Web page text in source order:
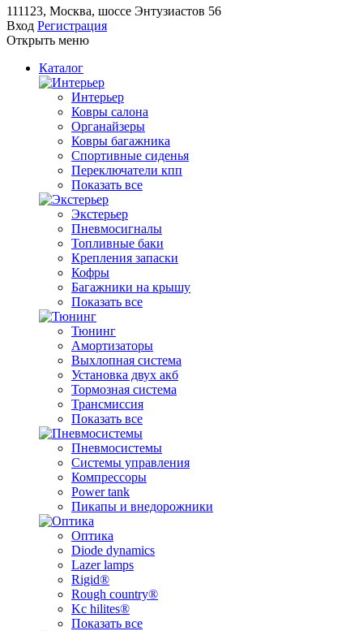
111123, Москва, шоссе Энтузиастов 56
Вход Регистрация
Открыть меню
Каталог
Интерьер
Ковры салона
Органайзеры
Ковры багажника
Спортивные сиденья
Переключатели кпп
Показать все
Экстерьер
Пневмосигналы
Топливные баки
Крепления запаски
Кофры
Багажники на крышу
Показать все
Тюнинг
Амортизаторы
Выхлопная система
Установка двух акб
Тормозная система
Трансмиссия
Показать все
Пневмосистемы
Системы управления
Компрессоры
Power tank
Пикапы и внедорожники
Оптика
Diode dynamics
Lazer lamps
Rigid®
Rough country®
Kc hilites®
Показать все